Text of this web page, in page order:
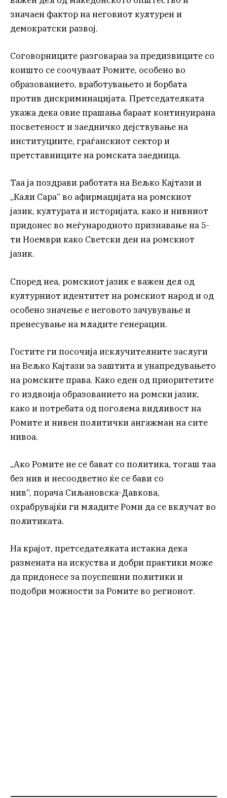
значаен фактор на неговиот културен и
демократски развој.
Соговорниците разговараа за предизвиците со
коишто се соочуваат Ромите, особено во
образованието, вработувањето и борбата
против дискриминацијата. Претседателката
укажа дека овие прашања бараат континуирана
посветеност и заедничко дејствување на
институциите, граѓанскиот сектор и
претставниците на ромската заедница.
Taa ја поздрави работата на Вељко Кајтази и
„Кали Сара“ во афирмацијата на ромскиот
јазик, културата и историјата, како и нивниот
придонес во меѓународното признавање на 5-
ти Ноември како Светски ден на ромскиот
јазик.
Според неа, ромскиот јазик е важен дел од
културниот идентитет на ромскиот народ и од
особено значење е неговото зачувување и
пренесување на младите генерации.
Гостите ги посочија исклучителните заслуги
на Вељко Кајтази за заштита и унапредувањето
на ромските права. Како еден од приоритетите
го издвоија образованието на ромски јазик,
како и потребата од поголема видливост на
Ромите и нивен политички ангажман на сите
нивоа.
„Ако Ромите не се бават со политика, тогаш таа
без нив и несоодветно ќе се бави со
нив“, порача Сиљановска-Давкова,
охрабрувајќи ги младите Роми да се вклучат во
политиката.
На крајот, претседателката истакна дека
размената на искуства и добри практики може
да придонесе за поуспешни политики и
подобри можности за Ромите во регионот.